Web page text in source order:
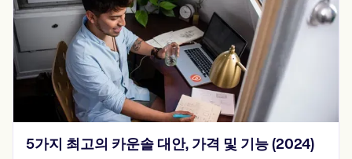
2024년의 15가지 SOAP 노트 예제